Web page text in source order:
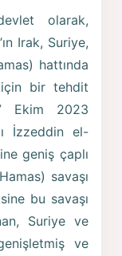
olarak,
Irak, Suriye,
hattında
için bir tehdit
Ekim 2023
İzzeddin el-
geniş çaplı
savaşı
bu savaşı
Suriye ve
ve